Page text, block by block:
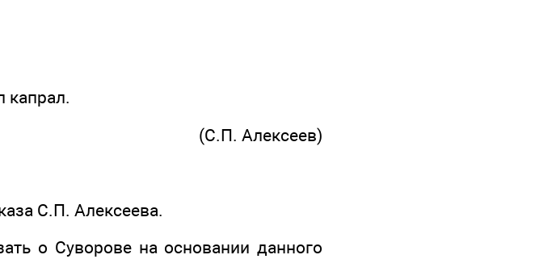
капрал.
(С.П. Алексеев)
С.П. Алексеева.
о Суворове на основании данного